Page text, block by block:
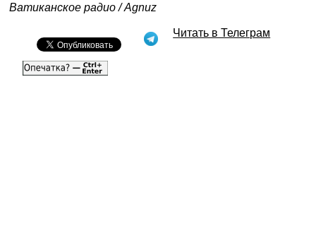
Ватиканское радио / Agnuz
Читать в Телеграм